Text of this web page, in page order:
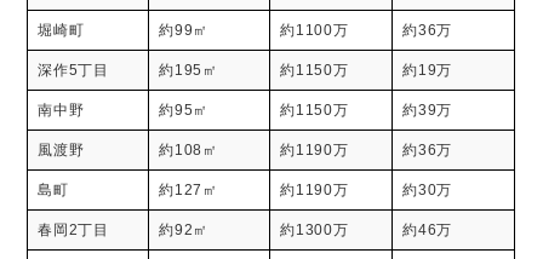
堀崎町 約99㎡ 約1100万 約36万
深作5丁目 約195㎡ 約1150万 約19万
南中野 約95㎡ 約1150万 約39万
風渡野 約108㎡ 約1190万 約36万
島町 約127㎡ 約1190万 約30万
春岡2丁目 約92㎡ 約1300万 約46万